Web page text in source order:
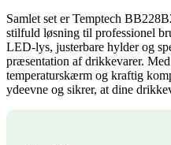
Samlet set er Temptech
stilfuld løsning til professionel
LED-lys, justerbare hylder og
præsentation af drikkevarer.
temperaturskærm og kraftig
ydeevne og sikrer, at dine